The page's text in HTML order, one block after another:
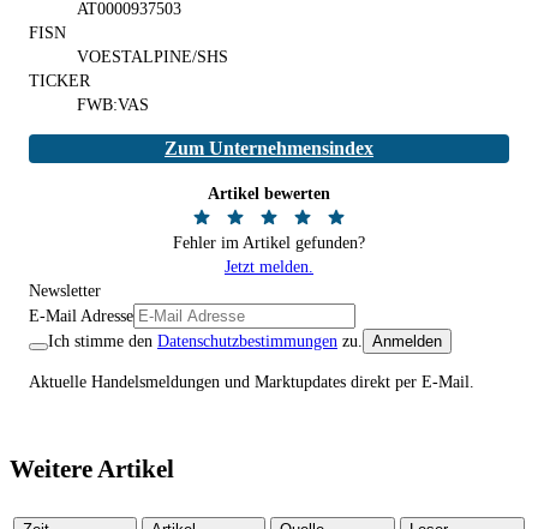
AT0000937503
FISN
VOESTALPINE/SHS
TICKER
FWB:VAS
Zum Unternehmensindex
Artikel bewerten
Fehler im Artikel gefunden?
Jetzt melden.
Newsletter
E-Mail Adresse
Ich stimme den Datenschutzbestimmungen zu. Anmelden
Aktuelle Handelsmeldungen und Marktupdates direkt per E-Mail.
Weitere Artikel